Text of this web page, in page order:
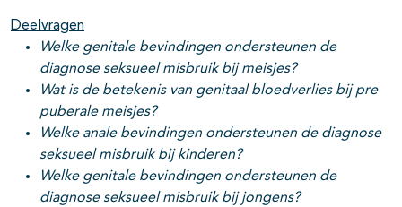
Deelvragen
Welke genitale bevindingen ondersteunen de
diagnose seksueel misbruik bij meisjes?
Wat is de betekenis van genitaal bloedverlies bij pre
puberale meisjes?
Welke anale bevindingen ondersteunen de diagnose
seksueel misbruik bij kinderen?
Welke genitale bevindingen ondersteunen de
diagnose seksueel misbruik bij jongens?